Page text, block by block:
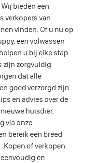
bieden een
verkopers van
vinden. Of u nu op
een volwassen
u bij elke stap
zijn zorgvuldig
dat alle
goed verzorgd zijn.
en advies over de
huisdier.
via onze
bereik een breed
Kopen of verkopen
en